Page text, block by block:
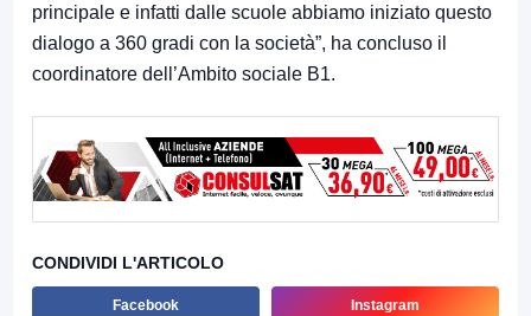
principale e infatti dalle scuole abbiamo iniziato questo
dialogo a 360 gradi con la società”, ha concluso il
coordinatore dell’Ambito sociale B1.
CONDIVIDI L'ARTICOLO
Facebook Instagram